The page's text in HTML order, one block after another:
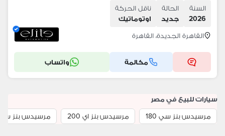
السنة
2026
الحالة
جديد
ناقل الحركة
اوتوماتيك
القاهرة الجديدة، القاهرة
مكالمة واتساب
سيارات للبيع في مصر
مرسيدس بنز سي 180
مرسيدس بنز اي 200 مرسيدس بنز سي